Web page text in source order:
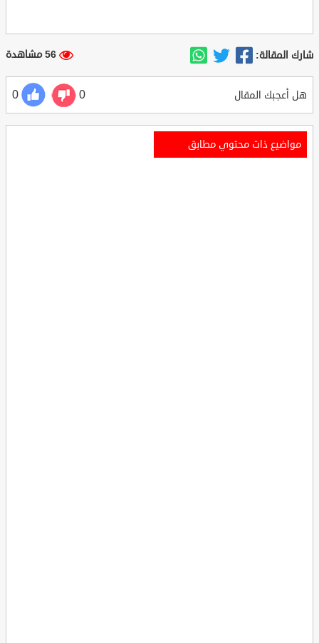
شارك المقالة: 56 مشاهدة
هل أعجبك المقال 0
0
مواضيع ذات محتوي مطابق